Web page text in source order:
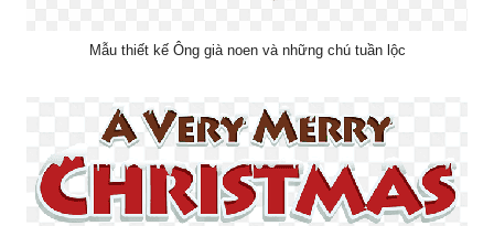
Mẫu thiết kế Ông già noen và những chú tuần lộc